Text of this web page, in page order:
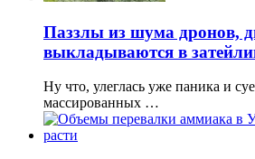
Паззлы из шума дронов,
выкладываются в
Ну что, улеглась уже паника и
массированных …